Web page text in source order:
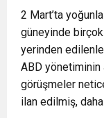
2 Mart’ta
güneyinde
yerinden
ABD yönetiminin
görüşmeler
ilan edilmiş,